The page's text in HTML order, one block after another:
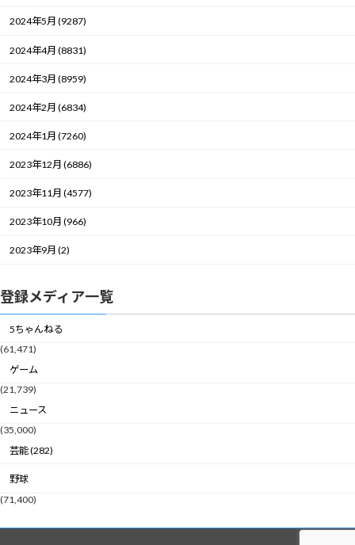
2024年5月 (9287)
2024年4月 (8831)
2024年3月 (8959)
2024年2月 (6834)
2024年1月 (7260)
2023年12月 (6886)
2023年11月 (4577)
2023年10月 (966)
2023年9月 (2)
登録メディア一覧
5ちゃんねる
(61,471)
ゲーム
(21,739)
ニュース
(35,000)
芸能 (282)
野球
(71,400)